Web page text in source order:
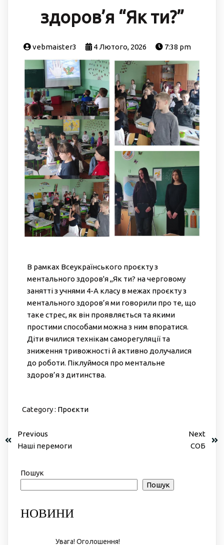
здоров’я “Як ти?”
vebmaister3 4 Лютого, 2026 7:38 pm
В рамках Всеукраїнського проєкту з
ментального здоров'я ,,Як ти? на черговому
занятті з учнями 4-А класу в межах проєкту з
ментального здоров’я ми говорили про те, що
таке стрес, як він проявляється та якими
простими способами можна з ним впоратися.
Діти вчилися технікам саморегуляції та
зниження тривожності й активно долучалися
до роботи. Піклуймося про ментальне
здоров’я з дитинства.
Category : Проєкти
Previous
Наші перемоги
Next
СОБ
Пошук
Пошук
НОВИНИ
Увага! Оголошення!